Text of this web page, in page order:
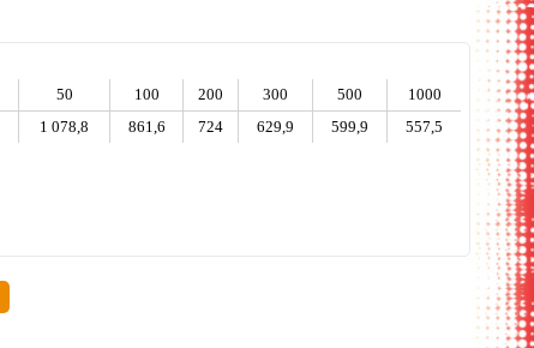
50 100 200 300 500
1000
1 078,8 861,6 724 629,9 599,9 557,5